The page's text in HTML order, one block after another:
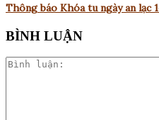
Thông báo Khóa tu ngày an lạc
BÌNH LUẬN